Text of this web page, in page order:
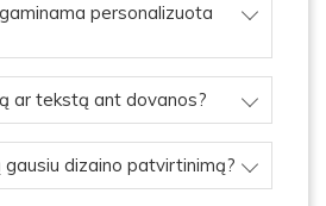
personalizuota
ar tekstą ant dovanos?
dizaino patvirtinimą?